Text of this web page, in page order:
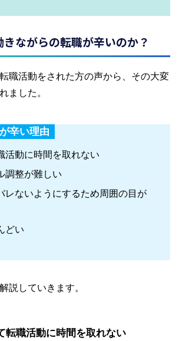
きながらの転職が辛いのか？
職活動をされた方の声から、その大変
ました。
辛い理由
活動に時間を取れない
調整が難しい
レないようにするため周囲の目が
どい
説していきます。
転職活動に時間を取れない